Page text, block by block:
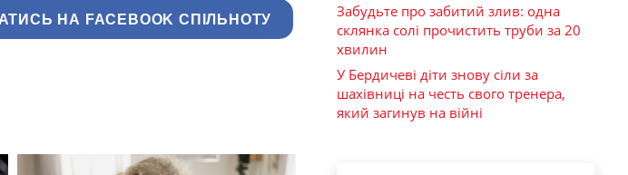
НА FACEBOOK СПІЛЬНОТУ
Забудьте про забитий злив: одна
склянка солі прочистить труби за 20
хвилин
У Бердичеві діти знову сіли за
шахівниці на честь свого тренера,
який загинув на війні